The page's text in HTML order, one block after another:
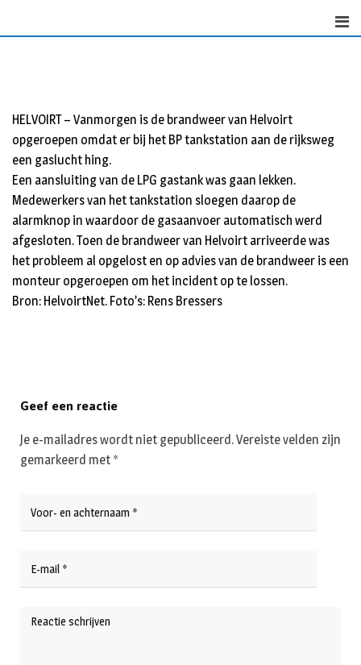
HELVOIRT – Vanmorgen is de brandweer van Helvoirt
opgeroepen omdat er bij het BP tankstation aan de rijksweg
een gaslucht hing.
Een aansluiting van de LPG gastank was gaan lekken.
Medewerkers van het tankstation sloegen daarop de
alarmknop in waardoor de gasaanvoer automatisch werd
afgesloten. Toen de brandweer van Helvoirt arriveerde was
het probleem al opgelost en op advies van de brandweer is een
monteur opgeroepen om het incident op te lossen.
Bron: HelvoirtNet. Foto’s: Rens Bressers
Geef een reactie
Je e-mailadres wordt niet gepubliceerd.Vereiste velden zijn
gemarkeerd met *